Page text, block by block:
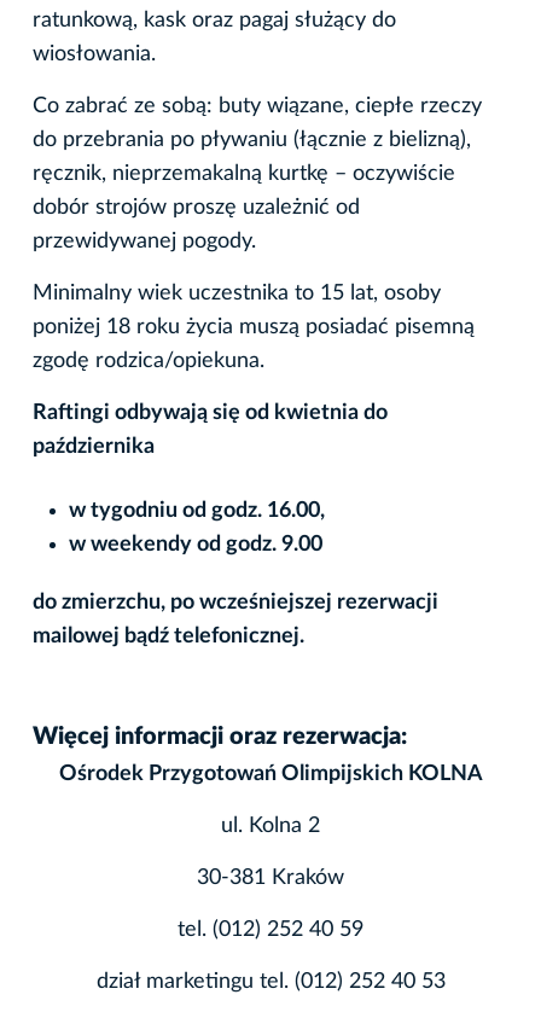
ratunkową, kask oraz pagaj służący do
wiosłowania.
Co zabrać ze sobą: buty wiązane, ciepłe rzeczy
do przebrania po pływaniu (łącznie z bielizną),
ręcznik, nieprzemakalną kurtkę – oczywiście
dobór strojów proszę uzależnić od
przewidywanej pogody.
Minimalny wiek uczestnika to 15 lat, osoby
poniżej 18 roku życia muszą posiadać pisemną
zgodę rodzica/opiekuna.
Raftingi odbywają się od kwietnia do
października
w tygodniu od godz. 16.00,
w weekendy od godz. 9.00
do zmierzchu, po wcześniejszej rezerwacji
mailowej bądź telefonicznej.
Więcej informacji oraz rezerwacja:
Ośrodek Przygotowań Olimpijskich KOLNA
ul. Kolna 2
30-381 Kraków
tel. (012) 252 40 59
dział marketingu tel. (012) 252 40 53